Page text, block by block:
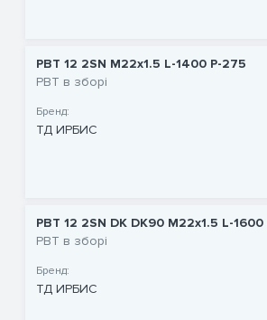
РВТ 12 2SN M22x1.5 L-1400 P-275
РВТ в зборі
Бренд:
ТД ИРБИС
РВТ 12 2SN DK DK90 M22x1.5 L-1600
РВТ в зборі
Бренд:
ТД ИРБИС